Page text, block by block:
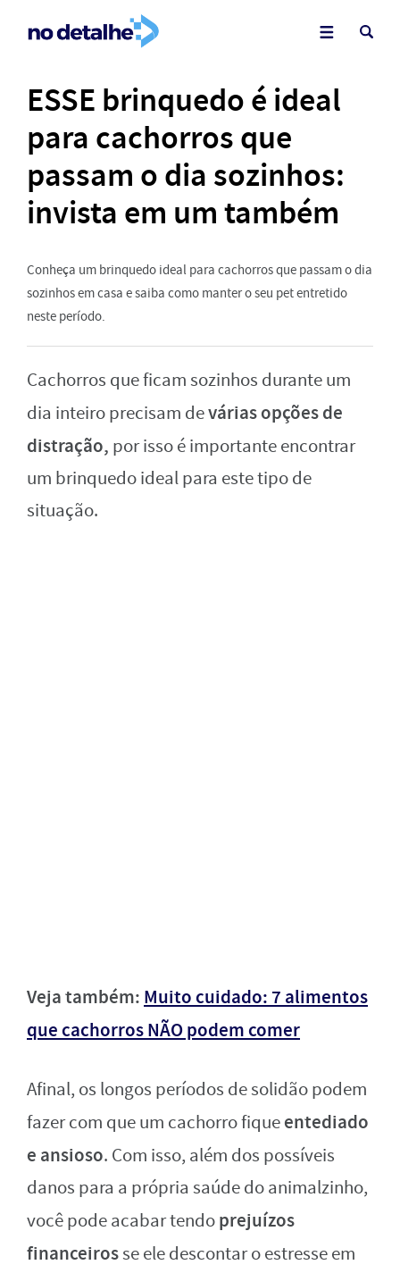
ESSE brinquedo é ideal
para cachorros que
passam o dia sozinhos:
invista em um também
Conheça um brinquedo ideal para cachorros que passam o dia
sozinhos em casa e saiba como manter o seu pet entretido
neste período.
Cachorros que ficam sozinhos durante um
dia inteiro precisam devárias opções de
distração, por isso é importante encontrar
um brinquedo ideal para este tipo de
situação.
Veja também: Muito cuidado: 7 alimentos
que cachorros NÃO podem comer
Afinal, os longos períodos de solidão podem
fazer com que um cachorro fiqueentediado
e ansioso. Com isso, além dos possíveis
danos para a própria saúde do animalzinho,
você pode acabar tendoprejuízos
financeirosse ele descontar o estresse em